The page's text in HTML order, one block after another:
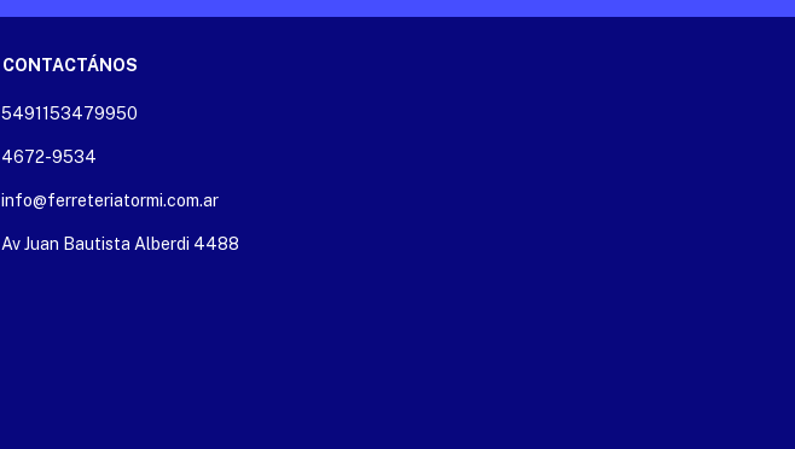
CONTACTÁNOS
5491153479950
4672-9534
info@ferreteriatormi.com.ar
Av Juan Bautista Alberdi 4488